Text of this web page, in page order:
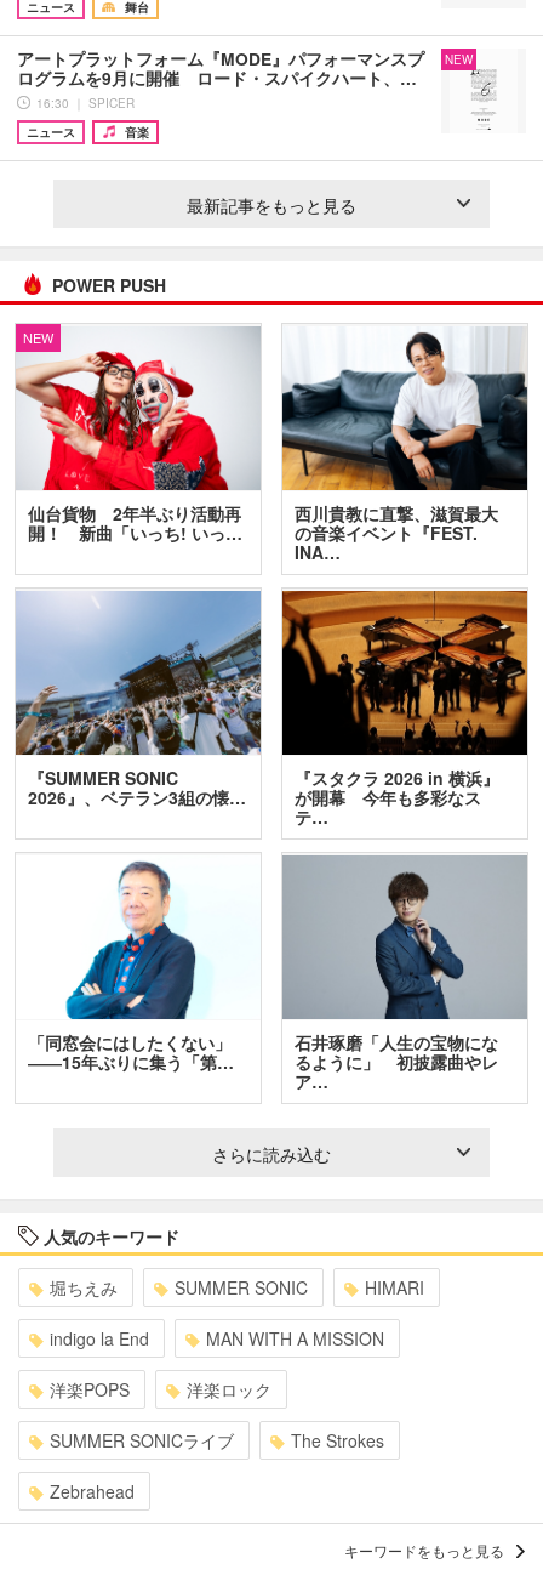
ニュース
舞台
アートプラットフォーム『MODE』パフォーマンスプ
ログラムを9月に開催 ロード・スパイクハート、…
16:30 ｜ SPICER
ニュース
音楽
NEW
最新記事をもっと見る
POWER PUSH
NEW
仙台貨物 2年半ぶり活動再
開！ 新曲「いっち! いっ…
西川貴教に直撃、滋賀最大
の音楽イベント『FEST.
INA…
『SUMMER SONIC
2026』、ベテラン3組の懐…
『スタクラ 2026 in 横浜』
が開幕 今年も多彩なス
テ…
「同窓会にはしたくない」
――15年ぶりに集う「第…
石井琢磨「人生の宝物にな
るように」 初披露曲やレ
ア…
さらに読み込む
人気のキーワード
堀ちえみ SUMMER SONIC HIMARI
indigo la End MAN WITH A MISSION
洋楽POPS 洋楽ロック
SUMMER SONICライブ The Strokes
Zebrahead
キーワードをもっと見る